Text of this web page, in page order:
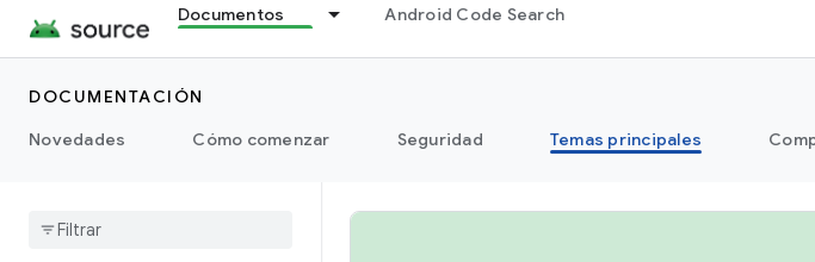
Documentos Android Code Search
DOCUMENTACIÓN
Novedades
Cómo comenzar Seguridad Temas principales